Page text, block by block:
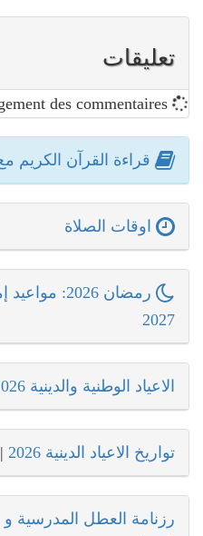
تعليقات
قراءة القرآن الكريم
اوقات الصلاة
رمضان 2026: مواعيد إمساك وإفطار
2027
الاعياد الوطنية والدينية 2026
تواريخ الاعياد الدينية 2026 |
رزنامة العطل المدرسية و